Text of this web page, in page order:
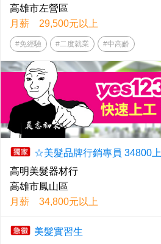
高雄市左營區
月薪 29,500元以上
#免經驗 #二度就業 #中高齡
☆美髮品牌行銷專員 34800上
高明美髮器材行
高雄市鳳山區
月薪 34,800元以上
美髮實習生